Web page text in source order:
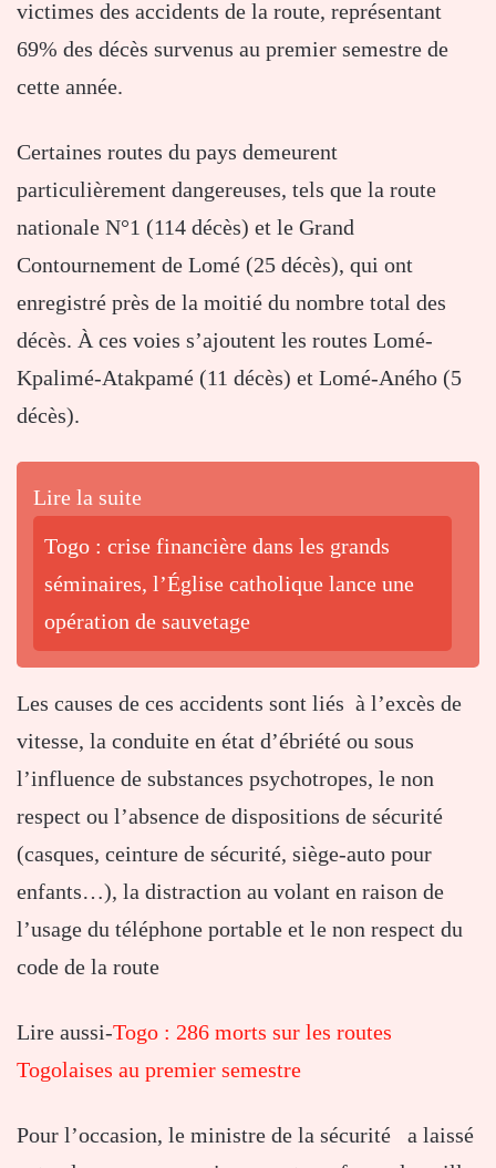
victimes des accidents de la route, représentant
69% des décès survenus au premier semestre de
cette année.
Certaines routes du pays demeurent
particulièrement dangereuses, tels que la route
nationale N°1 (114 décès) et le Grand
Contournement de Lomé (25 décès), qui ont
enregistré près de la moitié du nombre total des
décès. À ces voies s’ajoutent les routes Lomé-
Kpalimé-Atakpamé (11 décès) et Lomé-Aného (5
décès).
Lire la suite
Togo : crise financière dans les grands
séminaires, l’Église catholique lance une
opération de sauvetage
Les causes de ces accidents sont liés à l’excès de
vitesse, la conduite en état d’ébriété ou sous
l’influence de substances psychotropes, le non
respect ou l’absence de dispositions de sécurité
(casques, ceinture de sécurité, siège-auto pour
enfants…), la distraction au volant en raison de
l’usage du téléphone portable et le non respect du
code de la route
Lire aussi-Togo : 286 morts sur les routes
Togolaises au premier semestre
Pour l’occasion, le ministre de la sécurité a laissé